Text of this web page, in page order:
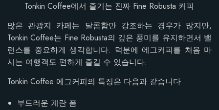
Tonkin Coffee에서 즐기는 진짜 Fine Robusta 커피
많은 관광지 카페는 달콤함만 강조하는 경우가 많지만,
Tonkin Coffee는 Fine Robusta의 깊은 풍미를 유지하면서 밸
런스를 중요하게 생각합니다. 덕분에 에그커피를 처음 마
시는 여행객도 편하게 즐길 수 있습니다.
Tonkin Coffee 에그커피의 특징은 다음과 같습니다.
부드러운 계란 폼